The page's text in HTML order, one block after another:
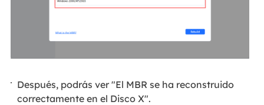
Después, podrás ver "El MBR se ha reconstruido
correctamente en el Disco X".